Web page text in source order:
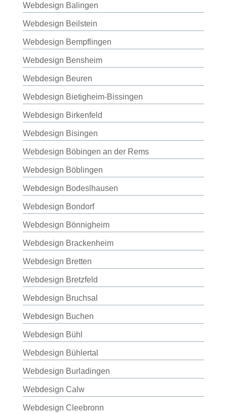
Webdesign Balingen
Webdesign Beilstein
Webdesign Bempflingen
Webdesign Bensheim
Webdesign Beuren
Webdesign Bietigheim-Bissingen
Webdesign Birkenfeld
Webdesign Bisingen
Webdesign Böbingen an der Rems
Webdesign Böblingen
Webdesign Bodeslhausen
Webdesign Bondorf
Webdesign Bönnigheim
Webdesign Brackenheim
Webdesign Bretten
Webdesign Bretzfeld
Webdesign Bruchsal
Webdesign Buchen
Webdesign Bühl
Webdesign Bühlertal
Webdesign Burladingen
Webdesign Calw
Webdesign Cleebronn